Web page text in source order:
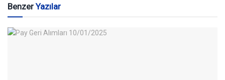
BenzerYazılar